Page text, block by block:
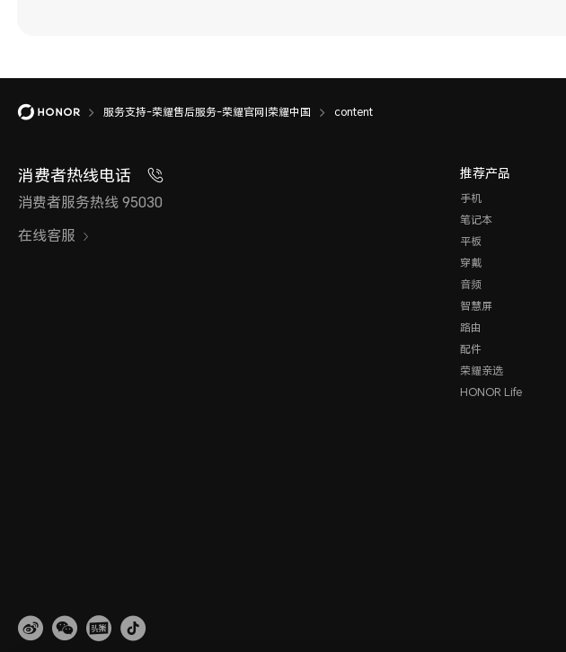
服务支持-荣耀售后服务-荣耀官网|荣耀中国 content
消费者热线电话
消费者服务热线 95030
在线客服
推荐产品
手机
笔记本
平板
穿戴
音频
智慧屏
路由
配件
荣耀亲选
HONOR Life